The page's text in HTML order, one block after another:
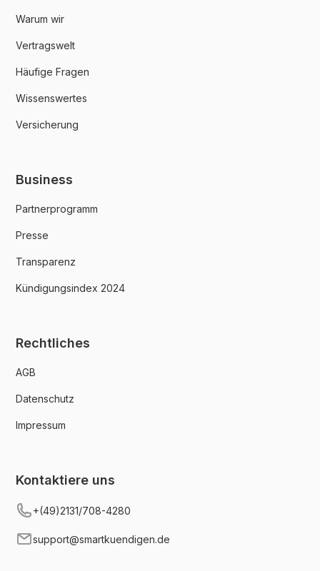
Warum wir
Vertragswelt
Häufige Fragen
Wissenswertes
Versicherung
Business
Partnerprogramm
Presse
Transparenz
Kündigungsindex 2024
Rechtliches
AGB
Datenschutz
Impressum
Kontaktiere uns
+(49)2131/708-4280
support@smartkuendigen.de